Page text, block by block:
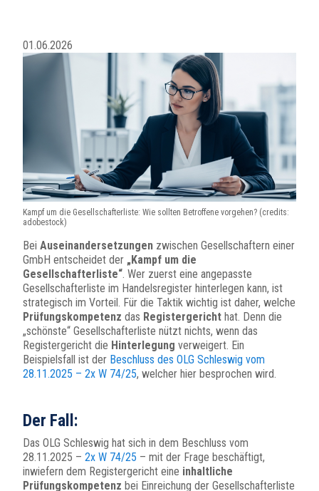
01.06.2026
Kampf um die Gesellschafterliste: Wie sollten Betroffene vorgehen? (credits:
adobestock)
Bei Auseinandersetzungen zwischen Gesellschaftern einer
GmbH entscheidet der „Kampf um die
Gesellschafterliste“. Wer zuerst eine angepasste
Gesellschafterliste im Handelsregister hinterlegen kann, ist
strategisch im Vorteil. Für die Taktik wichtig ist daher, welche
Prüfungskompetenz das Registergericht hat. Denn die
„schönste“ Gesellschafterliste nützt nichts, wenn das
Registergericht die Hinterlegung verweigert. Ein
Beispielsfall ist der Beschluss des OLG Schleswig vom
28.11.2025 – 2x W 74/25, welcher hier besprochen wird.
Der Fall:
Das OLG Schleswig hat sich in dem Beschluss vom
28.11.2025 – 2x W 74/25 – mit der Frage beschäftigt,
inwiefern dem Registergericht eine inhaltliche
Prüfungskompetenz bei Einreichung der Gesellschafterliste